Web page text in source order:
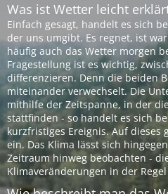
Was ist Wetter leicht
Einfach gesagt, handelt es sich
der uns umgibt. Es regnet, ist
häufig auch das Wetter morgen
Fragestellung ist es wichtig,
differenzieren. Denn die beiden
miteinander verwechselt. Die
mithilfe der Zeitspanne, in der
stattfinden - so handelt es sich
kurzfristiges Ereignis. Auf dieses
ein. Das Klima lässt sich
Zeitraum hinweg beobachten -
Klimaveränderungen in der